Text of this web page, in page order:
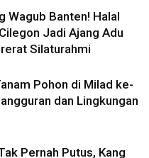
Wagub Banten! Halal
Jadi Ajang Adu
Silaturahmi
Pohon di Milad ke-
dan Lingkungan
Pernah Putus, Kang